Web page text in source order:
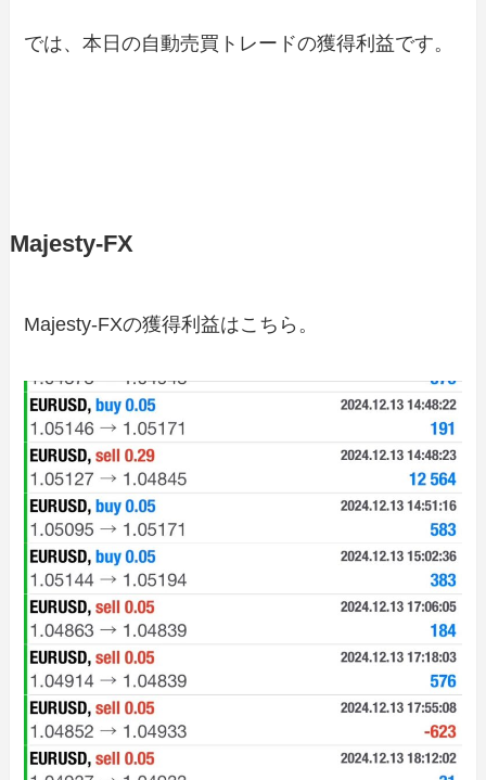
では、本日の自動売買トレードの獲得利益です。
Majesty-FX
Majesty-FXの獲得利益はこちら。